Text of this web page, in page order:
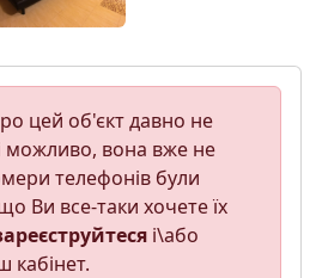
цей об'єкт давно не
можливо, вона вже не
телефонів були
Ви все-таки хочете їх
і\або
кабінет.